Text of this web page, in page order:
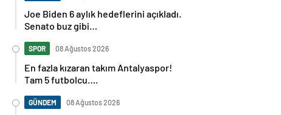
Joe Biden 6 aylık hedeflerini açıkladı.
Senato buz gibi…
SPOR 08 Ağustos 2026
En fazla kızaran takım Antalyaspor!
Tam 5 futbolcu….
GÜNDEM 08 Ağustos 2026